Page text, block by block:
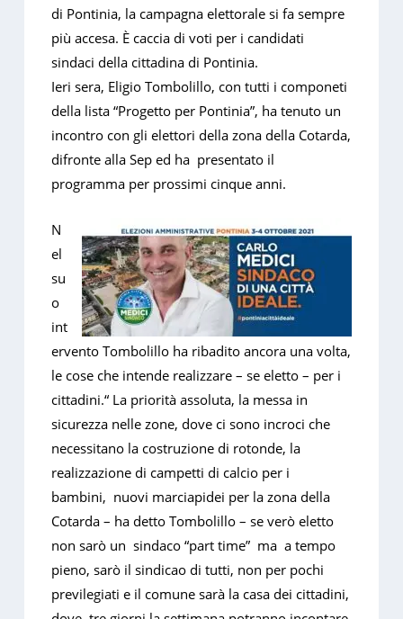
di Pontinia, la campagna elettorale si fa sempre
più accesa. È caccia di voti per i candidati
sindaci della cittadina di Pontinia.
Ieri sera, Eligio Tombolillo, con tutti i componeti
della lista “Progetto per Pontinia”, ha tenuto un
incontro con gli elettori della zona della Cotarda,
difronte alla Sep ed ha presentato il
programma per prossimi cinque anni.
N
el
su
o
int
ervento Tombolillo ha ribadito ancora una volta,
le cose che intende realizzare – se eletto – per i
cittadini.“ La priorità assoluta, la messa in
sicurezza nelle zone, dove ci sono incroci che
necessitano la costruzione di rotonde, la
realizzazione di campetti di calcio per i
bambini, nuovi marciapidei per la zona della
Cotarda – ha detto Tombolillo – se verò eletto
non sarò un sindaco “part time” ma a tempo
pieno, sarò il sindicao di tutti, non per pochi
previlegiati e il comune sarà la casa dei cittadini,